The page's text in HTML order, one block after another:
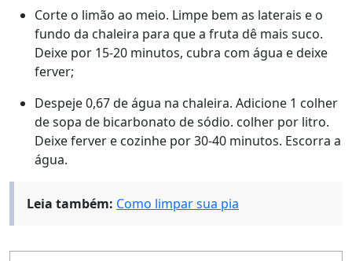
Corte o limão ao meio. Limpe bem as laterais e o
fundo da chaleira para que a fruta dê mais suco.
Deixe por 15-20 minutos, cubra com água e deixe
ferver;
Despeje 0,67 de água na chaleira. Adicione 1 colher
de sopa de bicarbonato de sódio. colher por litro.
Deixe ferver e cozinhe por 30-40 minutos. Escorra a
água.
Leia também: Como limpar sua pia